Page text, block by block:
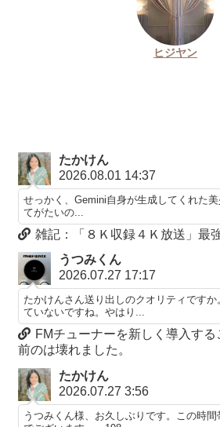
ヒジヤン
たかけん
2026.08.01 14:37
せっかく、Gemini自身が生成してくれた
てがたいの...
雑記：「８Ｋ収録４Ｋ放送」最
うつみくん
2026.07.27 17:17
たかけんさん送り出しのクオリティです
ていないですね。やはり...
FMチューナーを新しく導入する
前のは壊れました。
たかけん
2026.07.27 3:56
うつみくん様、お久しぶりです。この時